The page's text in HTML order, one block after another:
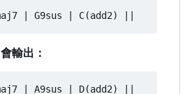
輸出：